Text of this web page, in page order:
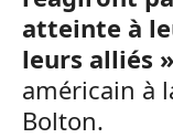
atteinte à
leurs alliés »
américain à
Bolton.